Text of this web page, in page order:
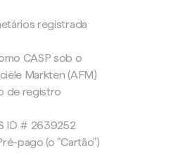
registrada
CASP sob o
Markten (AFM)
de registro
ID # 2639252
pago (o "Cartão")